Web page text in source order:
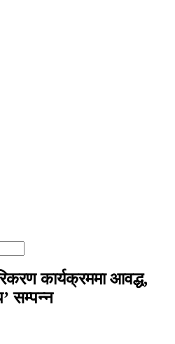
कार्यक्रममा आवद्ध,
सम्पन्न